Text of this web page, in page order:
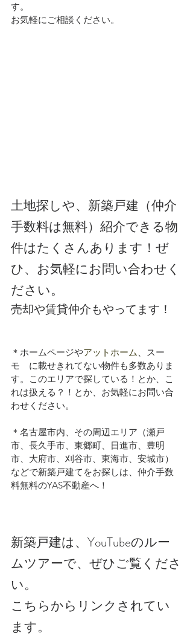
す。
お気軽にご相談ください。
土地探しや、新築戸建（仲介
手数料は無料）紹介できる物
件はたくさんあります！ぜ
ひ、お気軽にお問い合わせく
ださい。
売却や賃貸仲介もやってます！
＊ホームページやアットホーム、スー
モ　に載せきれてない物件も多数ありま
す。このエリアで探している！とか、こ
れは扱える？！とか、お気軽にお問い合
わせください。
＊名古屋市内、その周辺エリア（瀬戸
市、長久手市、東郷町、日進市、豊明
市、大府市、刈谷市、東海市、安城市）
などで新築戸建てをお探しは、仲介手数
料無料のYAS不動産へ！
新築戸建は、YouTubeのルー
ムツアーで、ぜひご覧くださ
い。
こちらからリンクされてい
ます。